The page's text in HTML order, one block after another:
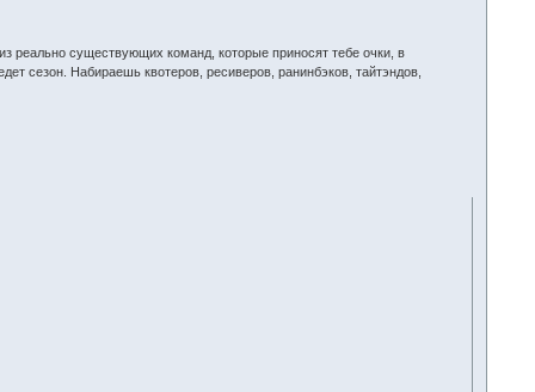
реально существующих команд, которые приносят тебе очки, в
сезон. Набираешь квотеров, ресиверов, ранинбэков, тайтэндов,